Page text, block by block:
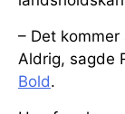
– Det
Aldrig, sagde
Bold.